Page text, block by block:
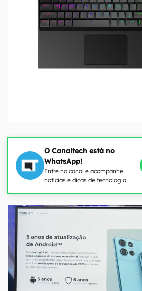
O Canaltech está no
WhatsApp!
Entre no canal e acompanhe
notícias e dicas de tecnologia